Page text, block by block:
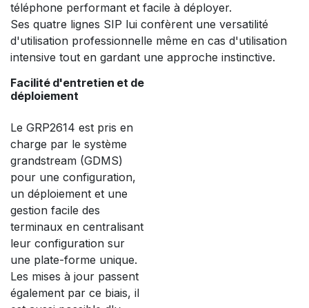
téléphone performant et facile à déployer.
Ses quatre lignes SIP lui confèrent une versatilité
d'utilisation professionnelle même en cas d'utilisation
intensive tout en gardant une approche instinctive.
Facilité d'entretien et de
déploiement
Le GRP2614 est pris en
charge par le système
grandstream (GDMS)
pour une configuration,
un déploiement et une
gestion facile des
terminaux en centralisant
leur configuration sur
une plate-forme unique.
Les mises à jour passent
également par ce biais, il